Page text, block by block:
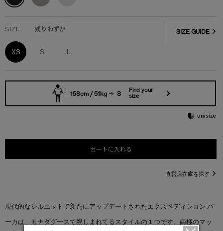
SIZE 残りわずか
XS S L
SIZE GUIDE
158cm / 51kg S
Find your
size
カートに入れる
直営店在庫を探す
現代的なシルエットで新たにアップデートされたエクスペディション パ
ーカは、カナダグースで親しまれてるスタイルの１つです。南極のマッ